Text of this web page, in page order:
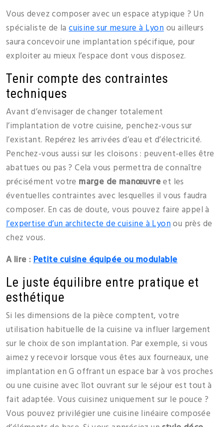
Vous devez composer avec un espace atypique ? Un
spécialiste de lacuisine sur mesure à Lyonou ailleurs
saura concevoir une implantation spécifique, pour
exploiter au mieux l’espace dont vous disposez.
Tenir compte des contraintes
techniques
Avant d’envisager de changer totalement
l’implantation de votre cuisine, penchez-vous sur
l’existant. Repérez les arrivées d’eau et d’électricité.
Penchez-vous aussi sur les cloisons : peuvent-elles être
abattues ou pas ? Cela vous permettra de connaître
précisément votre marge de manœuvreet les
éventuelles contraintes avec lesquelles il vous faudra
composer. En cas de doute, vous pouvez faire appel à
l’expertise d’un architecte de cuisine à Lyonou près de
chez vous.
A lire :Petite cuisine équipée ou modulable
Le juste équilibre entre pratique et
esthétique
Si les dimensions de la pièce comptent, votre
utilisation habituelle de la cuisine va influer largement
sur le choix de son implantation. Par exemple, si vous
aimez y recevoir lorsque vous êtes aux fourneaux, une
implantation en G offrant un espace bar à vos proches
ou une cuisine avec îlot ouvrant sur le séjour est tout à
fait adaptée. Vous cuisinez uniquement sur le pouce ?
Vous pouvez privilégier une cuisine linéaire composée